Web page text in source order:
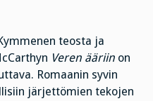
teosta ja
Veren ääriin on
Romaanin syvin
järjettömien tekojen